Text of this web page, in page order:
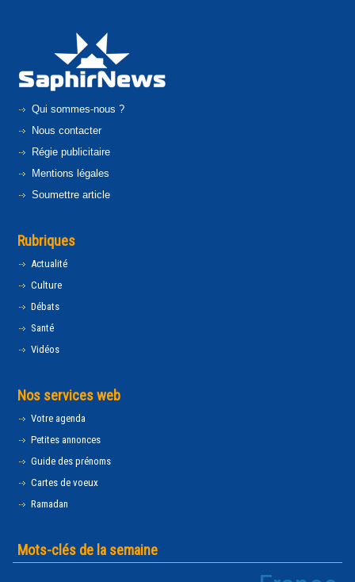
Qui sommes-nous ?
Nous contacter
Régie publicitaire
Mentions légales
Soumettre article
Rubriques
Actualité
Culture
Débats
Santé
Vidéos
Nos services web
Votre agenda
Petites annonces
Guide des prénoms
Cartes de voeux
Ramadan
Mots-clés de la semaine